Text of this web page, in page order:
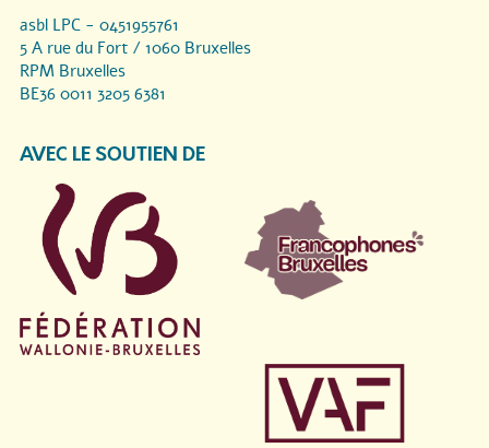
asbl LPC - 0451955761
5 A rue du Fort / 1060 Bruxelles
RPM Bruxelles
BE36 0011 3205 6381
AVEC LE SOUTIEN DE